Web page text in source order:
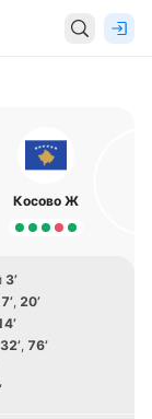
Косово Ж
3’
7’, 20’
32’, 76’